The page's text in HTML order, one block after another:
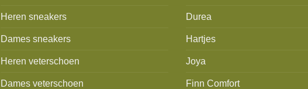
Heren sneakers
Dames sneakers
Heren veterschoen
Dames veterschoen
Durea
Hartjes
Joya
Finn Comfort